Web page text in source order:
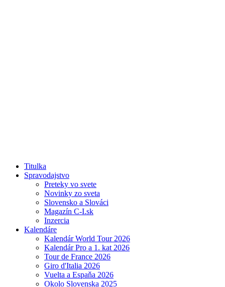
Titulka
Spravodajstvo
Preteky vo svete
Novinky zo sveta
Slovensko a Slováci
Magazín C-I.sk
Inzercia
Kalendáre
Kalendár World Tour 2026
Kalendár Pro a 1. kat 2026
Tour de France 2026
Giro d'Italia 2026
Vuelta a Espaňa 2026
Okolo Slovenska 2025